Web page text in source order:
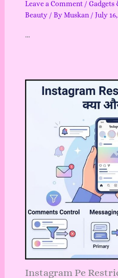
Leave a Comment / Gadgets
Beauty/ ByMuskan / July
…
Instagram Pe